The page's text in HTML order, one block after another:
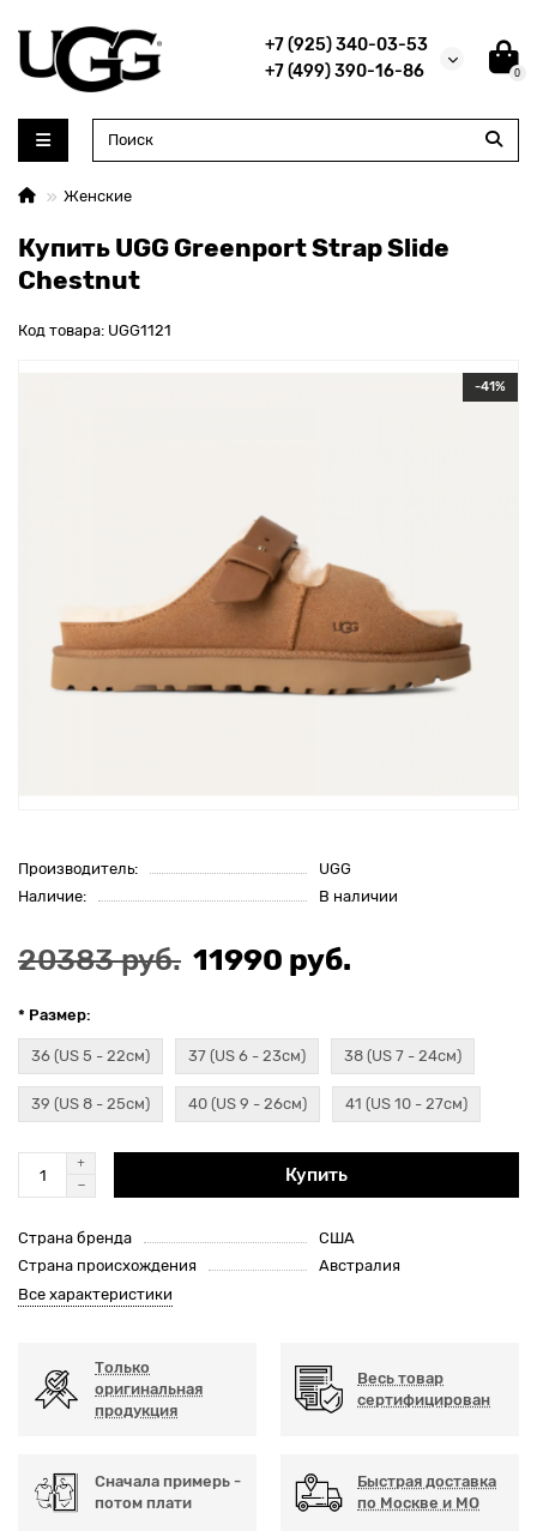
+7 (925) 340-03-53
+7 (499) 390-16-86
0
Женские
Купить UGG Greenport Strap Slide
Chestnut
Код товара: UGG1121
-41%
Производитель:
UGG
Наличие:
В наличии
20383 руб. 11990 руб.
* Размер:
36 (US 5 - 22см) 37 (US 6 - 23см) 38 (US 7 - 24см)
39 (US 8 - 25см) 40 (US 9 - 26см) 41 (US 10 - 27см)
Купить
Страна бренда
США
Страна происхождения
Австралия
Все характеристики
Только
оригинальная
продукция
Весь товар
сертифицирован
Сначала примерь -
потом плати
Быстрая доставка
по Москве и МО